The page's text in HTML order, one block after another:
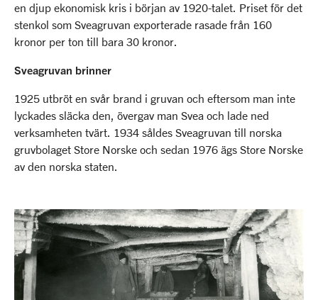
en djup ekonomisk kris i början av 1920-talet. Priset för det
stenkol som Sveagruvan exporterade rasade från 160
kronor per ton till bara 30 kronor.
Sveagruvan brinner
1925 utbröt en svår brand i gruvan och eftersom man inte
lyckades släcka den, övergav man Svea och lade ned
verksamheten tvärt. 1934 såldes Sveagruvan till norska
gruvbolaget Store Norske och sedan 1976 ägs Store Norske
av den norska staten.